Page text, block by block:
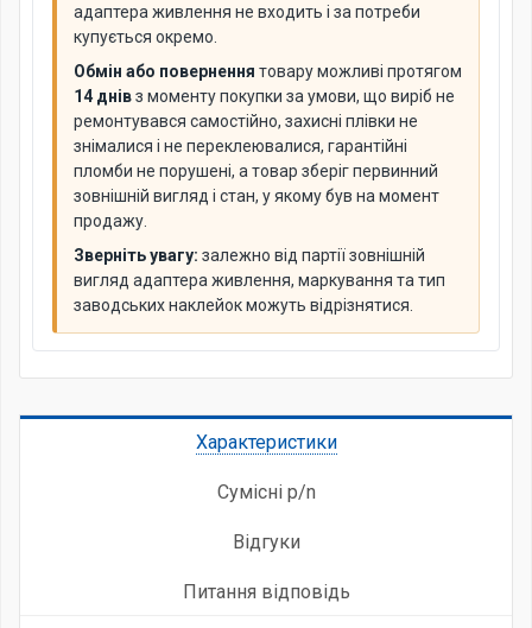
адаптера живлення не входить і за потреби
купується окремо.
Обмін або повернення товару можливі протягом
14 днівз моменту покупки за умови, що виріб не
ремонтувався самостійно, захисні плівки не
знімалися і не переклеювалися, гарантійні
пломби не порушені, а товар зберіг первинний
зовнішній вигляд і стан, у якому був на момент
продажу.
Зверніть увагу: залежно від партії зовнішній
вигляд адаптера живлення, маркування та тип
заводських наклейок можуть відрізнятися.
Характеристики
Сумісні p/n
Відгуки
Питання відповідь